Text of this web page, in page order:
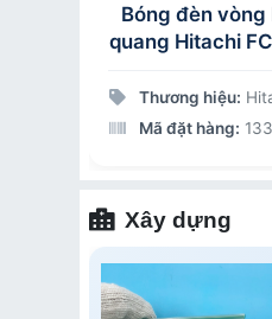
Bóng đèn vòng
quang Hitachi
Thương hiệu:
Mã đặt hàng:
Xây dựng